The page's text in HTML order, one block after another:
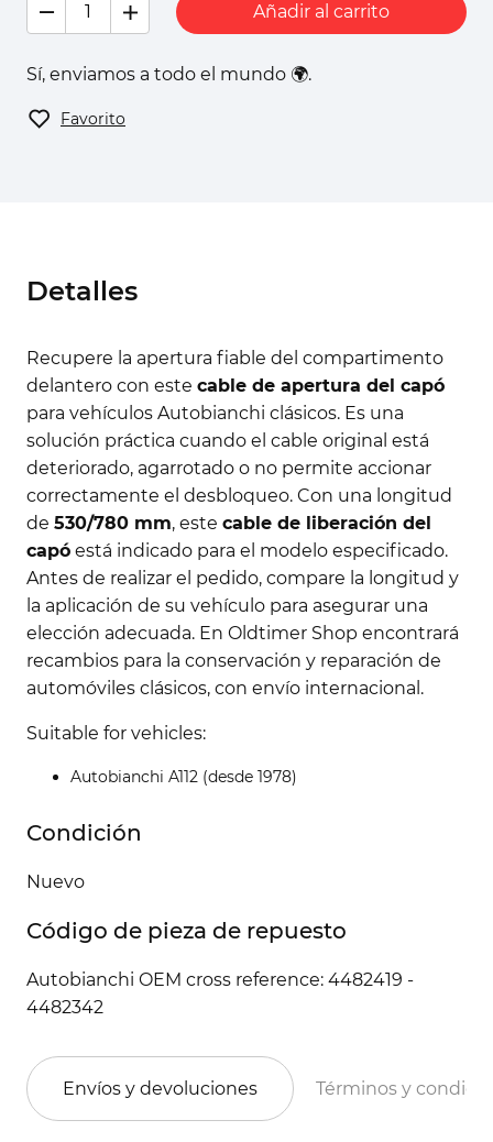
Añadir al carrito
Sí, enviamos a todo el mundo 🌍.
Favorito
Detalles
Recupere la apertura fiable del compartimento
delantero con este cable de apertura del capó
para vehículos Autobianchi clásicos. Es una
solución práctica cuando el cable original está
deteriorado, agarrotado o no permite accionar
correctamente el desbloqueo. Con una longitud
de 530/780 mm, este cable de liberación del
capó está indicado para el modelo especificado.
Antes de realizar el pedido, compare la longitud y
la aplicación de su vehículo para asegurar una
elección adecuada. En Oldtimer Shop encontrará
recambios para la conservación y reparación de
automóviles clásicos, con envío internacional.
Suitable for vehicles:
Autobianchi A112 (desde 1978)
Condición
Nuevo
Código de pieza de repuesto
Autobianchi OEM cross reference: 4482419 -
4482342
Envíos y devoluciones Términos y